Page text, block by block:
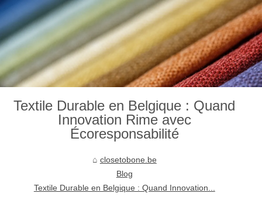
Textile Durable en Belgique : Quand
Innovation Rime avec
Écoresponsabilité
closetobone.be
Blog
Textile Durable en Belgique : Quand Innovation...